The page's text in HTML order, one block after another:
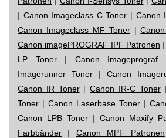
| Canon Imageclass C Toner | Canon
Canon Imageclass MF Toner|
Canon imagePROGRAF IPF Patronen |
LP Toner| Canon Imageprograf
Imagerunner Toner | Canon
Canon IR Toner|Canon IR-C Toner
Toner | Canon Laserbase Toner |
Canon LPB Toner | Canon Maxify
Farbbänder | Canon MPF Patronen